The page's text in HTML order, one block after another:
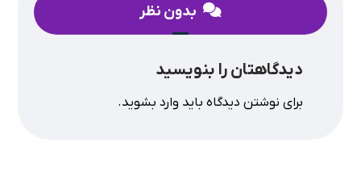
بدون نظر
دیدگاهتان را بنویسید
برای نوشتن دیدگاه باید وارد بشوید.